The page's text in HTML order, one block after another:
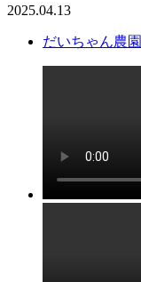
2025.04.13
だいちゃん農園